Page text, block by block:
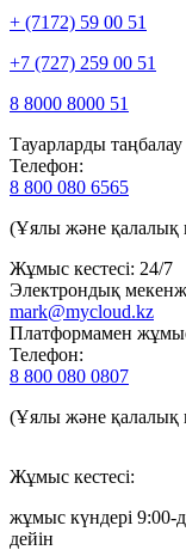
+ (7172) 59 00 51
+7 (727) 259 00 51
8 8000 8000 51
Тауарларды
Телефон:
8 800 080 6565
(Ұялы және қалалық
Жұмыс кестесі: 24/7
Электрондық
mark@mycloud.kz
Платформамен
Телефон:
8 800 080 0807
(Ұялы және қалалық
Жұмыс кестесі:
жұмыс күндері 9:00-
дейін